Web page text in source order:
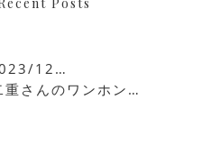
12/16
奥二重さんのワンホンマツエク